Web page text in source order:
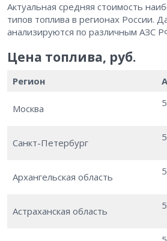
Актуальная средняя стоимость
типов топлива в регионах России.
анализируются по различным АЗС
Цена топлива, руб.
Регион
Москва
Санкт-Петербург
Архангельская область
Астраханская область